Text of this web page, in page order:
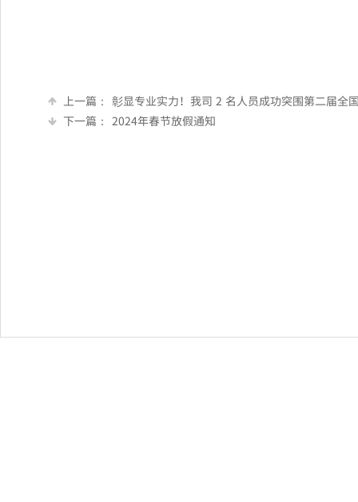
上一篇： 彰显专业实力！我司 2 名人员成功突围第二届全
下一篇： 2024年春节放假通知